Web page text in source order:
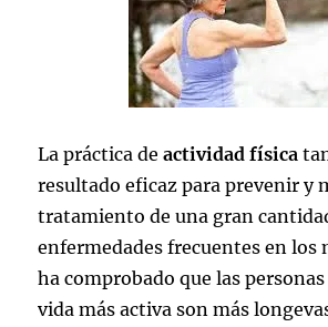
La práctica deactividad física
resultado eficaz para prevenir y
tratamiento de una gran
enfermedades frecuentes en los
ha comprobado que las
vida más activa son más